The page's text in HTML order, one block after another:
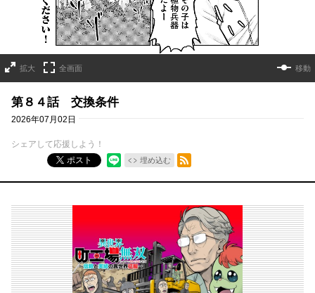
拡大 全画面 移動
第８４話 交換条件
2026年07月02日
シェアして応援しよう！
ポスト
埋め込む
RSSフィード